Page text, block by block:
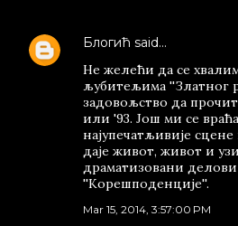
Блогић said…
Не желећи да се
љубитељима ''Златног
задовољство да
или '93. Још ми се
најупечатљивије
даје живот, живот и
драматизовани
''Корешподенције''.
Mar 15, 2014, 3:57:00 PM